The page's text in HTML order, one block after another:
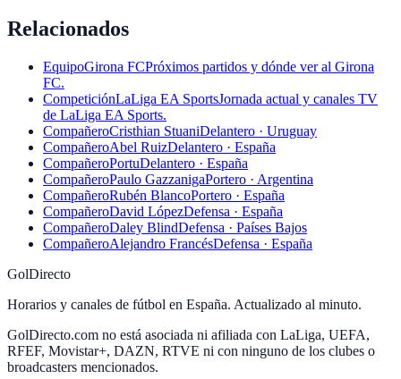
Relacionados
EquipoGirona FCPróximos partidos y dónde ver al Girona
FC.
CompeticiónLaLiga EA SportsJornada actual y canales TV
de LaLiga EA Sports.
CompañeroCristhian StuaniDelantero · Uruguay
CompañeroAbel RuizDelantero · España
CompañeroPortuDelantero · España
CompañeroPaulo GazzanigaPortero · Argentina
CompañeroRubén BlancoPortero · España
CompañeroDavid LópezDefensa · España
CompañeroDaley BlindDefensa · Países Bajos
CompañeroAlejandro FrancésDefensa · España
GolDirecto
Horarios y canales de fútbol en España. Actualizado al minuto.
GolDirecto.com no está asociada ni afiliada con LaLiga, UEFA,
RFEF, Movistar+, DAZN, RTVE ni con ninguno de los clubes o
broadcasters mencionados.